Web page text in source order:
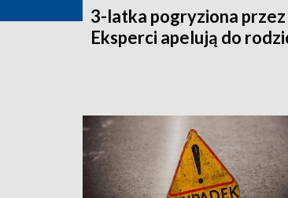
3-latka pogryziona przez
Eksperci apelują do